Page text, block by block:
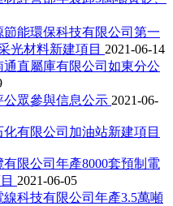
節能環保科技有限公司第一
光材料新建項目 2021-06-14
通直屬庫有限公司如東分公
眾參與信息公示 2021-06-
化有限公司加油站新建項目
限公司年產8000套預制電
2021-06-05
線科技有限公司年產3.5萬噸